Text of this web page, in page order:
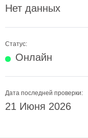
Нет данных
Статус:
Онлайн
Дата последней проверки:
21 Июня 2026